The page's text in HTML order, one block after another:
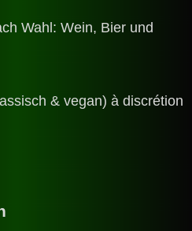
Wahl: Wein, Bier und
& vegan) à discrétion